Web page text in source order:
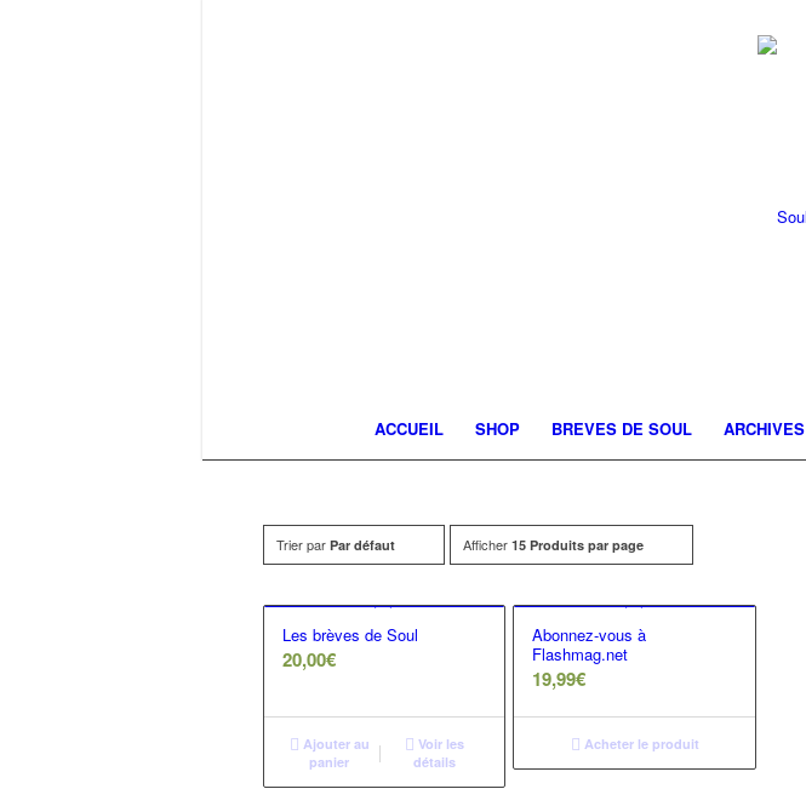
ACCUEIL SHOP BREVES DE SOUL ARCHIVES
Trier par Par défaut Afficher 15 Produits par page
Les brèves de Soul
20,00€
Ajouter au
panier
Voir les
détails
Abonnez-vous à
Flashmag.net
19,99€
Acheter le produit